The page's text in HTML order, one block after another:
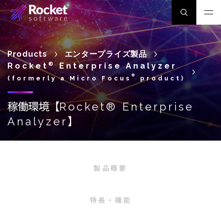
Products
エンタープライズ製品
Rocket®Enterprise Analyzer
(formerly a Micro Focus ® product)
稼働環境【Rocket® Enterprise
Analyzer】
製品概要
特長・機能